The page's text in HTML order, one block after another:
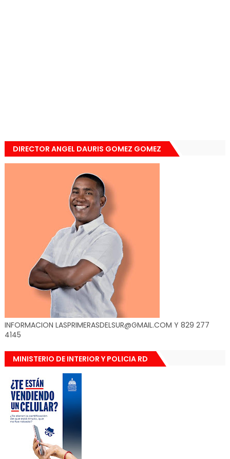
DIRECTOR ANGEL DAURIS GOMEZ GOMEZ
INFORMACION LASPRIMERASDELSUR@GMAIL.COM Y 829 277
4145
MINISTERIO DE INTERIOR Y POLICIA RD